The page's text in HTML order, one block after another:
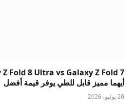
أيهما مميز قابل للطي يوفر قيمة أفضل
26 يوليو، 2026